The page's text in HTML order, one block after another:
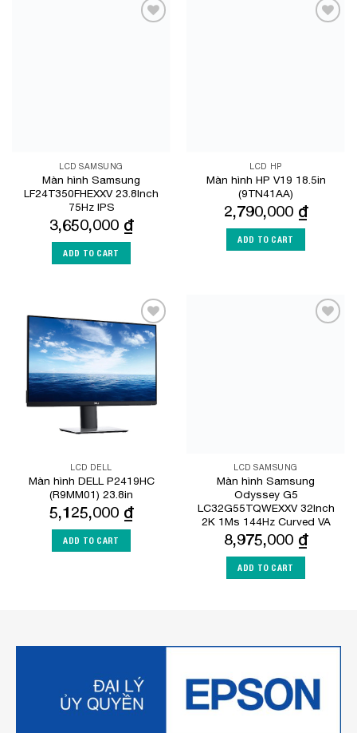
LCD SAMSUNG
Màn hình Samsung
LF24T350FHEXXV 23.8Inch
75Hz IPS
3,650,000 ₫
ADD TO CART
LCD HP
Màn hình HP V19 18.5in
(9TN41AA)
2,790,000 ₫
ADD TO CART
Add to
Wishlist
LCD DELL
Màn hình DELL P2419HC
(R9MM01) 23.8in
5,125,000 ₫
ADD TO CART
LCD SAMSUNG
Màn hình Samsung
Odyssey G5
LC32G55TQWEXXV 32Inch
2K 1Ms 144Hz Curved VA
8,975,000 ₫
ADD TO CART